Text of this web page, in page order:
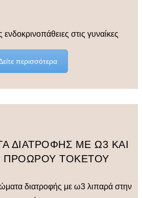
ενδοκρινοπάθειες στις γυναίκες
περισσότερα
ΔΙΑΤΡΟΦΗΣ ΜΕ Ω3 ΚΑΙ
ΤΟΚΕΤΟΥ
διατροφής με ω3 λιπαρά στην